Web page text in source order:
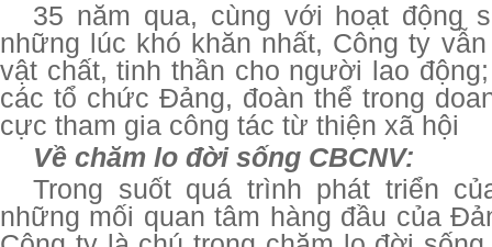
35 năm qua, cùng với hoạt động
những lúc khó khăn nhất, Công ty
vật chất, tinh thần cho người lao
các tổ chức Đảng, đoàn thể trong
cực tham gia công tác từ thiện xã hội
Về chăm lo đời sống CBCNV:
Trong suốt quá trình phát triển
những mối quan tâm hàng đầu của